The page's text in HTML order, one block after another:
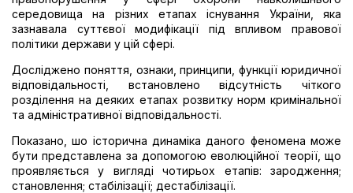
середовища на різних етапах існування України, яка
зазнавала суттєвої модифікації під впливом правової
політики держави у цій сфері.
Досліджено поняття, ознаки, принципи, функції юридичної
відповідальності, встановлено відсутність чіткого
розділення на деяких етапах розвитку норм кримінальної
та адміністративної відповідальності.
Показано, шо історична динаміка даного феномена може
бути представлена за допомогою еволюційної теорії, що
проявляється у вигляді чотирьох етапів: зародження;
становлення; стабілізації; дестабілізації.